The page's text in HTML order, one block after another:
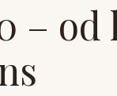
–